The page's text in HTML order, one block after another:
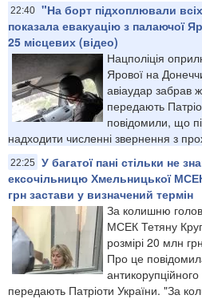
22:40 "На борт підхоплювали
показала евакуацію з палаючої
25 місцевих (відео)
Нацполіція
Ярової на
авіаудар забрав
передають
повідомили, що
надходити численні звернення з
22:25
У багатої пані стільки не
ексочільницю Хмельницької
грн застави у визначений термін
За колишню
МСЕК Тетяну
розмірі 20 млн
Про це
передають Патріоти України. "За